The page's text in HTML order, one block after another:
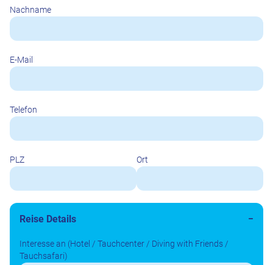
Nachname
E-Mail
Telefon
PLZ Ort
Reise Details
Interesse an (Hotel / Tauchcenter / Diving with Friends /
Tauchsafari)